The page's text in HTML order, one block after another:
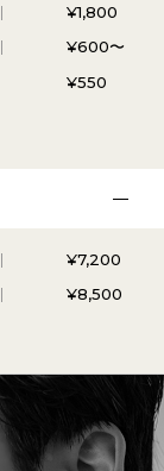
¥1,800
¥600〜
¥550
¥7,200
¥8,500